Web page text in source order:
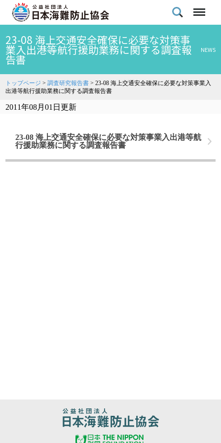
23-08 海上交通安全確保に必要な対策事
業入出港等航行援助業務に関する調査報
告書
NEWS
トップページ >調査研究報告書 >23-08 海上交通安全確保に必要な対策事業入
出港等航行援助業務に関する調査報告書
2011年08月01日更新
23-08 海上交通安全確保に必要な対策事業入出港等航
行援助業務に関する調査報告書